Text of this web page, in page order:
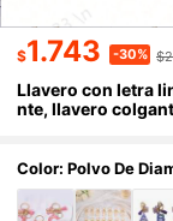
$1.743 -30%
Llavero con letra
nte, llavero
Padre, Día de la
regalo festivo de
Color: Polvo De